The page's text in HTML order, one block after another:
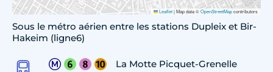
Leaflet|Map data ©OpenStreetMapcontributors
Sous le métro aérien entre les stations Dupleix et Bir-
Hakeim (ligne6)
La Motte Picquet-Grenelle